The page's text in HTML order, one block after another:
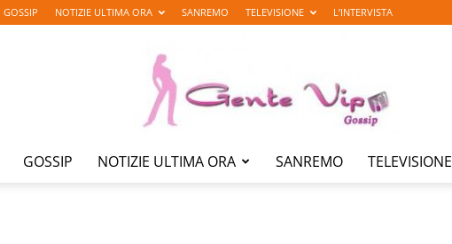
GOSSIP NOTIZIE ULTIMA ORA SANREMO TELEVISIONE L’INTERVISTA
GOSSIP NOTIZIE ULTIMA ORA SANREMO TELEVISIONE